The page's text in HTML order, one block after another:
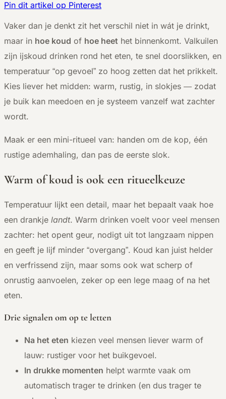
Pin dit artikel op Pinterest
Vaker dan je denkt zit het verschil niet in wát je drinkt,
maar in hoe koud of hoe heet het binnenkomt. Valkuilen
zijn ijskoud drinken rond het eten, te snel doorslikken, en
temperatuur “op gevoel” zo hoog zetten dat het prikkelt.
Kies liever het midden: warm, rustig, in slokjes — zodat
je buik kan meedoen en je systeem vanzelf wat zachter
wordt.
Maak er een mini-ritueel van: handen om de kop, één
rustige ademhaling, dan pas de eerste slok.
Warm of koud is ook een ritueelkeuze
Temperatuur lijkt een detail, maar het bepaalt vaak hoe
een drankje landt. Warm drinken voelt voor veel mensen
zachter: het opent geur, nodigt uit tot langzaam nippen
en geeft je lijf minder “overgang”. Koud kan juist helder
en verfrissend zijn, maar soms ook wat scherp of
onrustig aanvoelen, zeker op een lege maag of na het
eten.
Drie signalen om op te letten
Na het eten kiezen veel mensen liever warm of
lauw: rustiger voor het buikgevoel.
In drukke momenten helpt warmte vaak om
automatisch trager te drinken (en dus trager te